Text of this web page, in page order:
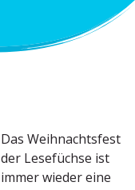
Das Weihnachtsfest
der Lesefüchse ist
immer wieder eine